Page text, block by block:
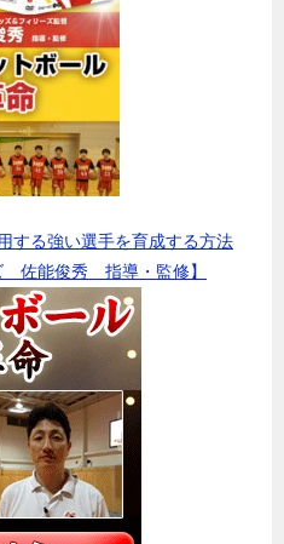
する強い選手を育成する方法
佐能俊秀 指導・監修】